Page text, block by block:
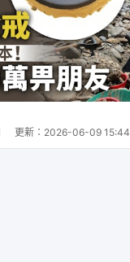
更新： 2026-06-09 15:44